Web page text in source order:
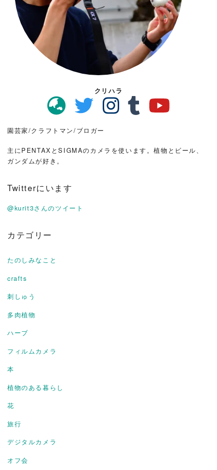
クリハラ
園芸家/クラフトマン/ブロガー
主にPENTAXとSIGMAのカメラを使います。植物とビール、
ガンダムが好き。
Twitterにいます
@kurit3さんのツイート
カテゴリー
たのしみなこと
crafts
刺しゅう
多肉植物
ハーブ
フィルムカメラ
本
植物のある暮らし
花
旅行
デジタルカメラ
オフ会